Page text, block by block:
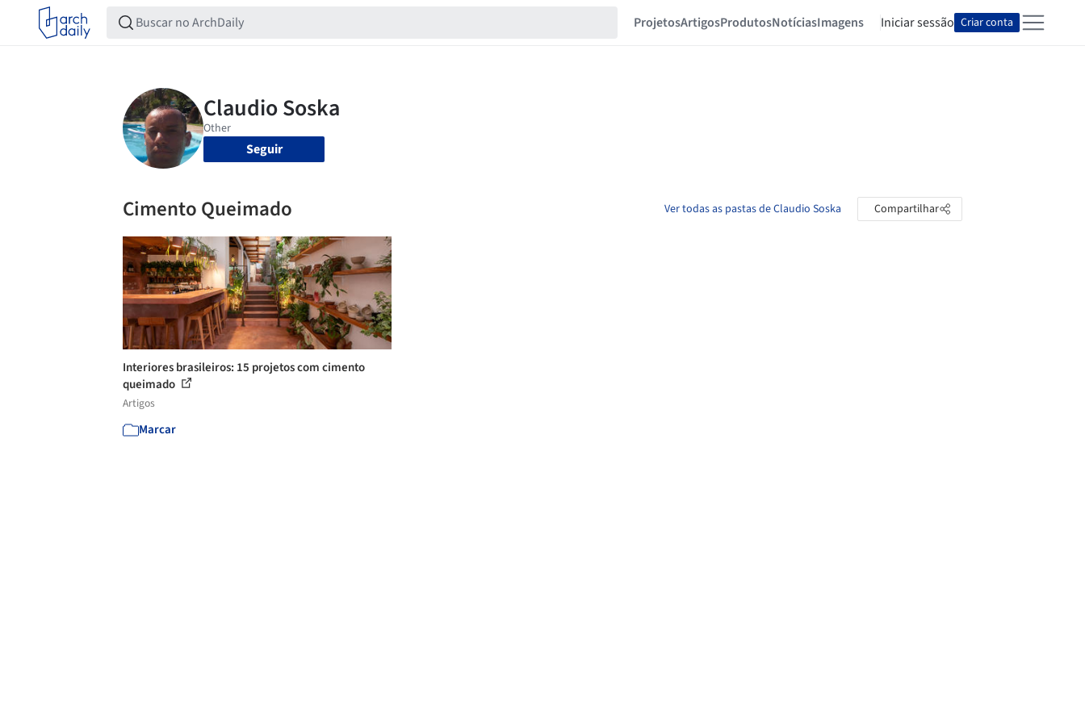
ProjetosArtigosProdutosNotíciasImagens Iniciar sessão Criar conta
Seguir
Cimento Queimado Ver todas as pastas de Claudio Soska Compartilhar
Interiores brasileiros: 15 projetos com cimento
queimado
Artigos
Marcar